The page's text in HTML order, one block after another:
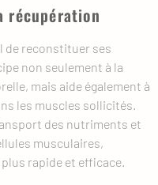
récupération
de reconstituer ses
non seulement à la
mais aide également à
les muscles sollicités.
des nutriments et
musculaires,
rapide et efficace.